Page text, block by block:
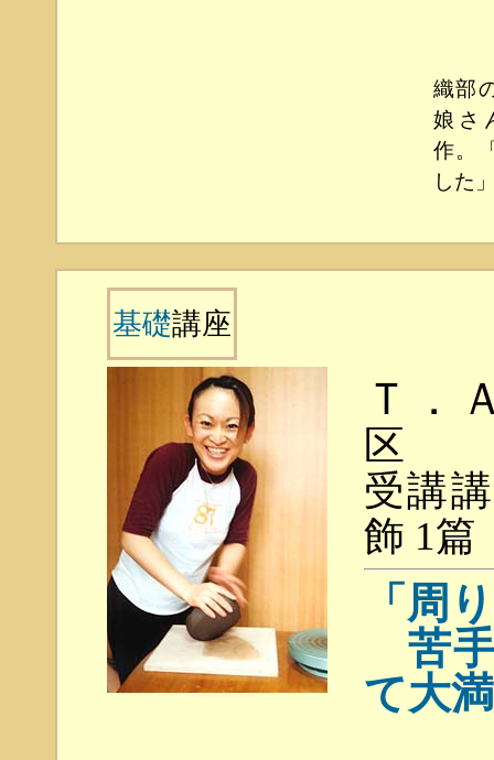
織部
娘さ
作。
した
基礎講座
Ｔ．
区
受講
飾 1篇
「周
苦手
て大